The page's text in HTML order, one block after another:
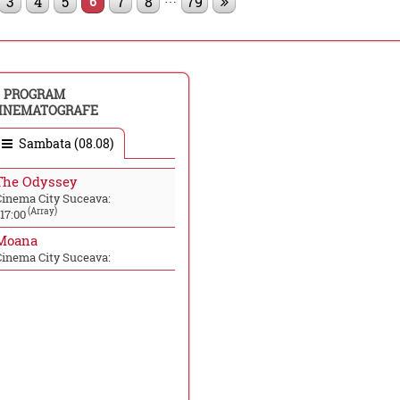
PROGRAM
Sambata (08.08)
Odyssey
City Suceava:
17:00(Array)
City Suceava: